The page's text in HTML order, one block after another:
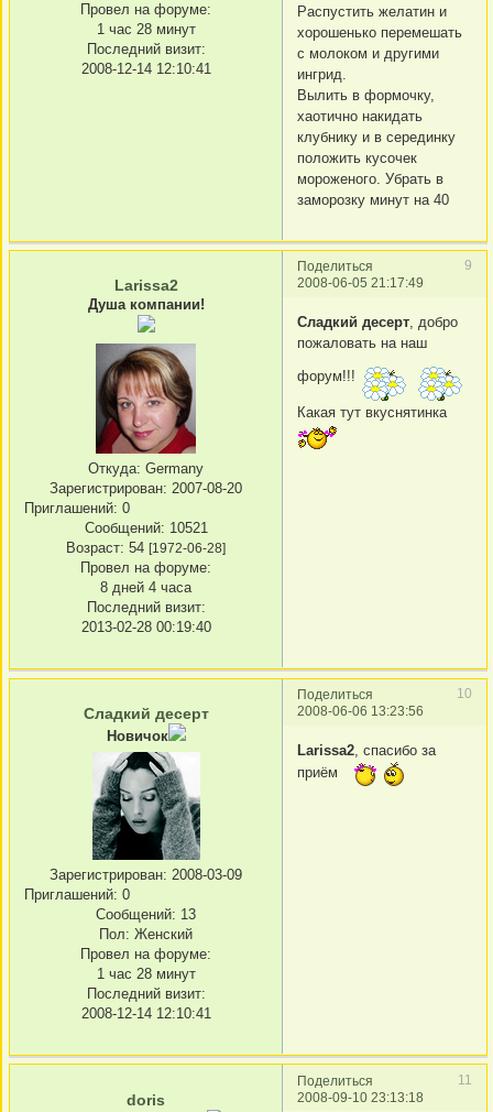
Провел на форуме:
1 час 28 минут
Последний визит:
2008-12-14 12:10:41
Распустить желатин и
хорошенько перемешать
с молоком и другими
ингрид.
Вылить в формочку,
хаотично накидать
клубнику и в серединку
положить кусочек
мороженого. Убрать в
заморозку минут на 40
Поделиться
9
2008-06-05 21:17:49
Larissa2
Душа компании!
Откуда: Germany
Зарегистрирован: 2007-08-20
Приглашений: 0
Сообщений: 10521
Возраст: 54 [1972-06-28]
Провел на форуме:
8 дней 4 часа
Последний визит:
2013-02-28 00:19:40
Сладкий десерт , добро
пожаловать на наш
форум!!!
Какая тут вкуснятинка
Поделиться
10
2008-06-06 13:23:56
Сладкий десерт
Новичок
Зарегистрирован: 2008-03-09
Приглашений: 0
Сообщений: 13
Пол: Женский
Провел на форуме:
1 час 28 минут
Последний визит:
2008-12-14 12:10:41
Larissa2 , спасибо за
приём
Поделиться
11
2008-09-10 23:13:18
doris